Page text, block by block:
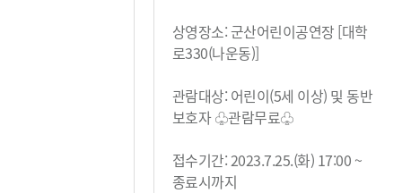
상영장소: 군산어린이공연장 [대학
로330(나운동)]
관람대상: 어린이(5세 이상) 및 동반
보호자 ♧관람무료♧
접수기간: 2023.7.25.(화) 17:00 ~
종료시까지